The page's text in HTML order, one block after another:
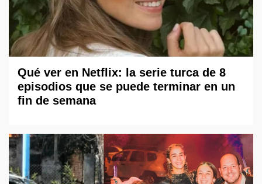
Qué ver en Netflix: la serie turca de 8
episodios que se puede terminar en un
fin de semana